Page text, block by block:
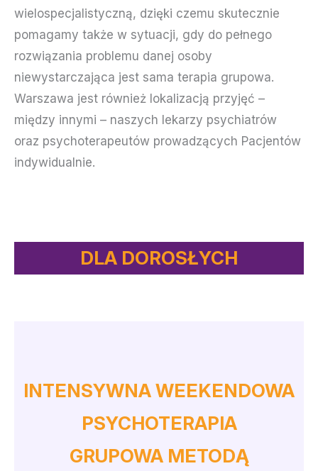
wielospecjalistyczną, dzięki czemu skutecznie
pomagamy także w sytuacji, gdy do pełnego
rozwiązania problemu danej osoby
niewystarczająca jest sama terapia grupowa.
Warszawa jest również lokalizacją przyjęć –
między innymi – naszych lekarzy psychiatrów
oraz psychoterapeutów prowadzących Pacjentów
indywidualnie.
DLA DOROSŁYCH
INTENSYWNA WEEKENDOWA
PSYCHOTERAPIA
GRUPOWA METODĄ